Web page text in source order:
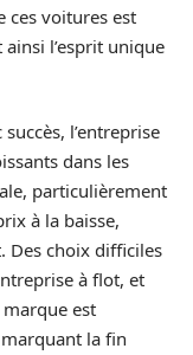
ces voitures est
l’esprit unique
l’entreprise
dans les
particulièrement
à la baisse,
Des choix difficiles
à flot, et
est
la fin